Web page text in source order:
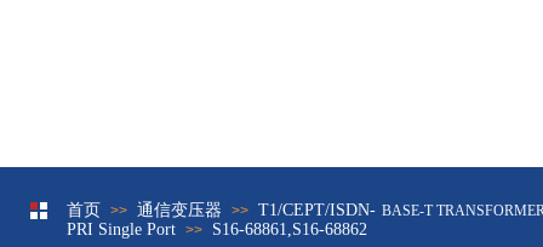
首页 >> 通信变压器 >> T1/CEPT/ISDN-
PRI Single Port >> S16-68861,S16-68862
网络变压器10/100兆 BASE-T TRANSFORMER